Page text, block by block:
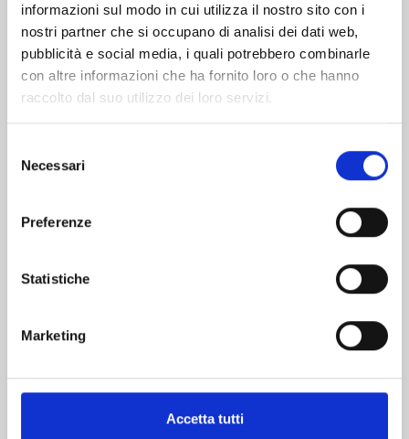
informazioni sul modo in cui utilizza il nostro sito con i
nostri partner che si occupano di analisi dei dati web,
pubblicità e social media, i quali potrebbero combinarle
con altre informazioni che ha fornito loro o che hanno
raccolto dal suo utilizzo dei loro servizi.
delNecessari
Preferenze
Statistiche
Marketing
Accetta tutti